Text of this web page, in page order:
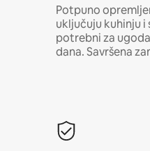
Potpuno
uključuju kuhinju i
potrebni za
dana. Savršena